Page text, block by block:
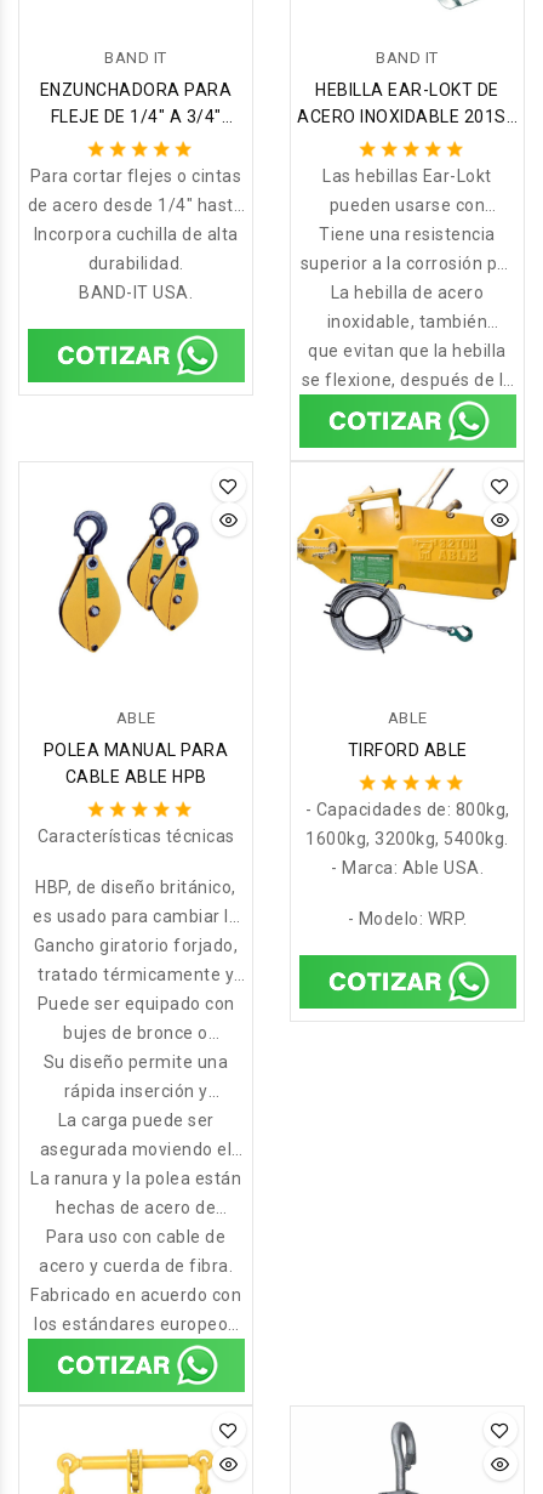
BAND IT
ENZUNCHADORA PARA
FLEJE DE 1/4″ A 3/4″
BAND-IT COD:C00169
Para cortar flejes o cintas
de acero desde 1/4″ hasta
3/4″.
Incorpora cuchilla de alta
durabilidad.
BAND-IT USA.
BAND IT
HEBILLA EAR-LOKT DE
ACERO INOXIDABLE 201SS
3/4'' CAJA X 100 UND B-
C256 BAND-IT
Las hebillas Ear-Lokt
pueden usarse con
muchos tipos de flejes de
acero inoxidable BAND-IT
que brindan una
resistencia de sujeción
superior.
Tiene una resistencia
superior a la corrosión por
oxidación para usarse en
ambientes marinos, en
ambientes muy agresivos
y calurosos.
La hebilla de acero
inoxidable, también
llamada clip de acero
inoxidable, tiene el último
sistema de bloqueo
reforzado por dos líneas
adicionales,
que evitan que la hebilla
se flexione, después de la
instalación. La abrazadera
puede instalarse en
postes utilizando un perno
flexible o 2 bandas de
postes.
ABLE
POLEA MANUAL PARA
CABLE ABLE HPB
Características técnicas
HBP, de diseño británico,
es usado para cambiar la
dirección de la línea de
carga con una polea de
acero mecanizada.
Gancho giratorio forjado,
tratado térmicamente y
pestillo con indicador de
estiramiento y código de
identidad.
Puede ser equipado con
bujes de bronce o
cojinetes de rodillos.
Su diseño permite una
rápida inserción y
posicionamiento del cable
en la polea.
La carga puede ser
asegurada moviendo el
gancho en la dirección de
tiro.
La ranura y la polea están
hechas de acero de
aleación mecanizado de
alta calidad para
adaptarse a su diámetro
de cuerda previsto.
Para uso con cable de
acero y cuerda de fibra.
Fabricado en acuerdo con
los estándares europeos
EN 13157:2003, y la
directiva de maquinado
98/37/EC.
ABLE
TIRFORD ABLE
- Capacidades de: 800kg,
1600kg, 3200kg, 5400kg.
- Marca: Able USA.
- Modelo: WRP.